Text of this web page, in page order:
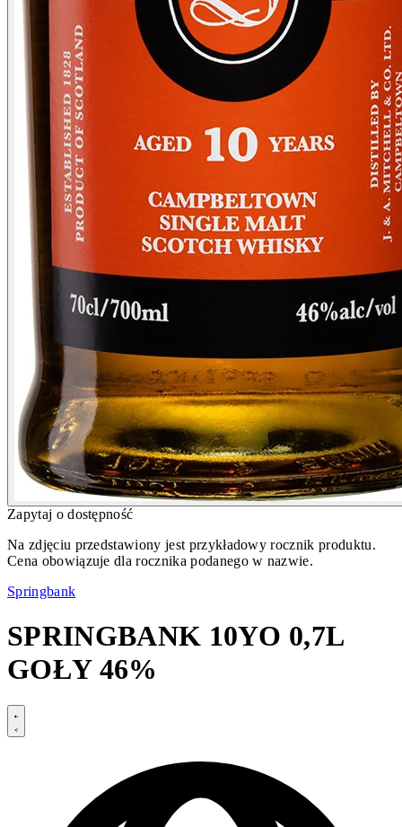
Zapytaj o dostępność
Na zdjęciu przedstawiony jest przykładowy rocznik produktu.
Cena obowiązuje dla rocznika podanego w nazwie.
Springbank
SPRINGBANK 10YO 0,7L
GOŁY 46%